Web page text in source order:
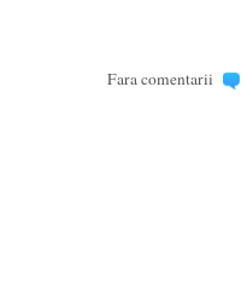
Fara comentarii